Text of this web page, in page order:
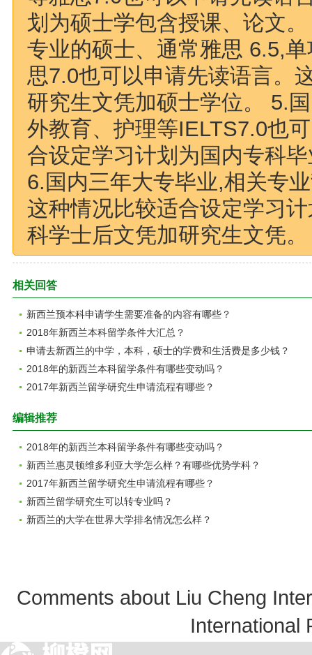
划为硕士学包含授课、论文
专业的硕士、通常雅思 6.5,
思7.0也可以申请先读语言。
研究生文凭加硕士学位。 5.
外教育、护理等IELTS7.0也
合设定学习计划为国内专科
6.国内三年大专毕业,相关专
这种情况比较适合设定学习
科学士后文凭加研究生文凭。
相关回答
新西兰预本科申请学生需要准备的内容有哪些？
2018年新西兰本科留学条件大汇总？
申请去新西兰的中学，本科，硕士的学费和生活费是多少钱？
2018年的新西兰本科留学条件有哪些变动吗？
2017年新西兰留学研究生申请流程有哪些？
编辑推荐
2018年的新西兰本科留学条件有哪些变动吗？
新西兰惠灵顿维多利亚大学怎么样？有哪些优势学科？
2017年新西兰留学研究生申请流程有哪些？
新西兰留学研究生可以转专业吗？
新西兰的大学在世界大学排名情况怎么样？
Comments about Liu Cheng
International